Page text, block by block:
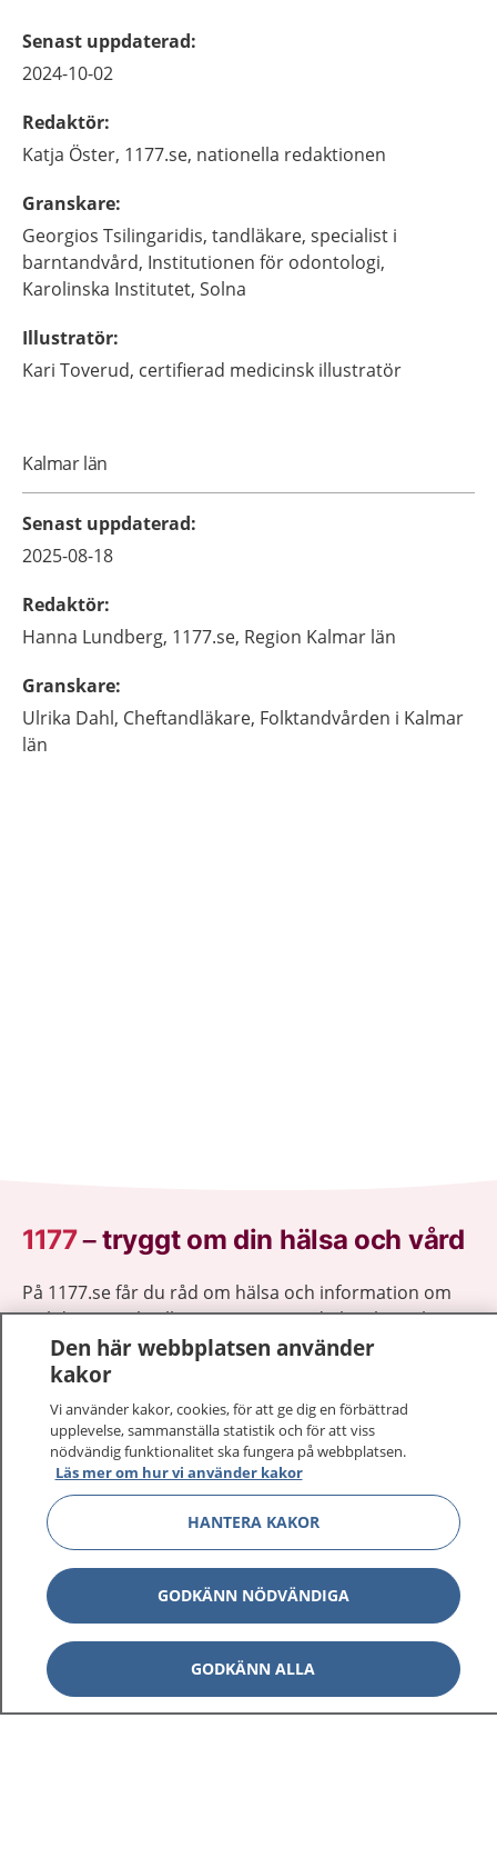
Senast uppdaterad:
2024-10-02
Redaktör:
Katja Öster, 1177.se, nationella redaktionen
Granskare:
Georgios Tsilingaridis, tandläkare, specialist i
barntandvård, Institutionen för odontologi,
Karolinska Institutet, Solna
Illustratör:
Kari Toverud, certifierad medicinsk illustratör
Kalmar län
Senast uppdaterad:
2025-08-18
Redaktör:
Hanna Lundberg, 1177.se, Region Kalmar län
Granskare:
Ulrika Dahl, Cheftandläkare, Folktandvården i Kalmar
län
1177–tryggt om din hälsa och vård
På 1177.se får du råd om hälsa och information om
sjukdomar och vilka mottagningar du kan kontakta.
Logga in för att läsa din journal och göra dina
vårdärenden. Ring telefonnummer 1177 för
sjukvårdsrådgivning dygnet runt.
1177 ger dig råd när du vill må bättre.
1177 på flera språk Visa
Visa
Kontakt Visa
Den här webbplatsen använder
kakor
Vi använder kakor, cookies, för att ge dig en förbättrad
upplevelse, sammanställa statistik och för att viss
nödvändig funktionalitet ska fungera på webbplatsen.
Läs mer om hur vi använder kakor
HANTERA KAKOR
GODKÄNN NÖDVÄNDIGA
GODKÄNN ALLA